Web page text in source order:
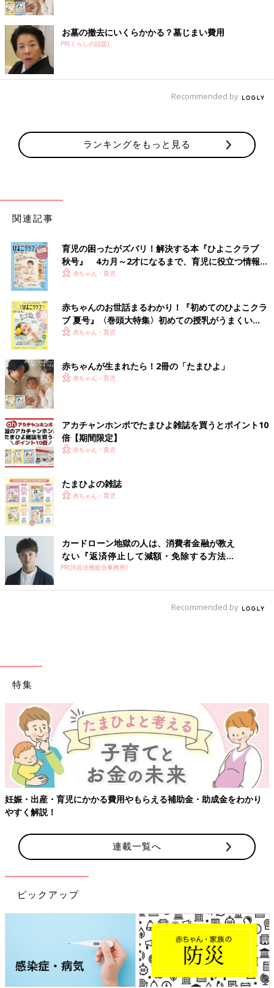
お墓の撤去にいくらかかる？墓じまい費用
PR(くらしの話題)
Recommended by
ランキングをもっと見る
関連記事
育児の困ったがズバリ！解決する本『ひよこクラブ
秋号』 4カ月～2才になるまで、育児に役立つ情報が
いっぱい！
赤ちゃん・育児
赤ちゃんのお世話まるわかり！『初めてのひよこクラ
ブ 夏号』〈巻頭大特集〉初めての授乳がうまくい
く！ おっぱい・ミルクの基本と夏のトラブル 解決テ
赤ちゃん・育児
赤ちゃんが生まれたら！2冊の「たまひよ」
赤ちゃん・育児
アカチャンホンポでたまひよ雑誌を買うとポイント10
倍【期間限定】
赤ちゃん・育児
たまひよの雑誌
赤ちゃん・育児
カードローン地獄の人は、消費者金融が教え
ない『返済停止して減額・免除する方法』
で...
PR(渋谷法務総合事務所)
Recommended by
特集
妊娠・出産・育児にかかる費用やもらえる補助金・助成金をわかり
やすく解説！
連載一覧へ
ピックアップ